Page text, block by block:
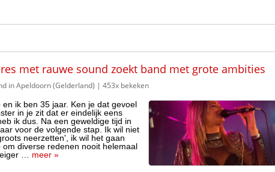
met rauwe sound zoekt band met grote ambities
in Apeldoorn (Gelderland) | 453x bekeken
ik ben 35 jaar. Ken je dat gevoel
in je zit dat er eindelijk eens
ik dus. Na een geweldige tijd in
voor de volgende stap. Ik wil niet
neerzetten', ik wil het gaan
diverse redenen nooit helemaal
… meer »